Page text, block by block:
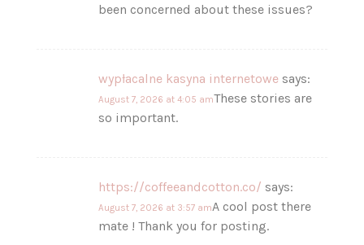
been concerned about these issues?
wypłacalne kasyna internetowe says:
August 7, 2026 at 4:05 amThese stories are
so important.
https://coffeeandcotton.co/ says:
August 7, 2026 at 3:57 amA cool post there
mate ! Thank you for posting.